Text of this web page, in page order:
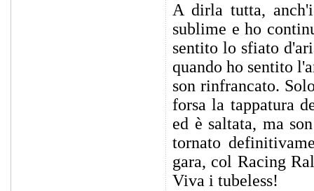
A dirla tutta,
sublime e ho
sentito lo sfiato
quando ho sentito
son rinfrancato.
forsa la tappatura
ed è saltata, ma
tornato
gara, col Racing
Viva i tubeless!